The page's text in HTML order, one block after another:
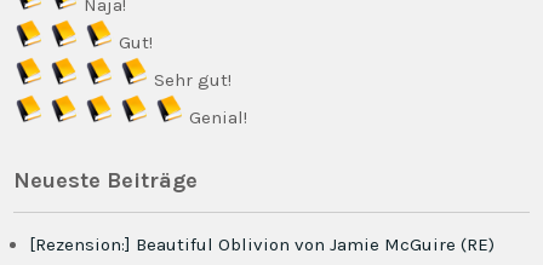
Naja!
Gut!
Sehr gut!
Genial!
Neueste Beiträge
[Rezension:] Beautiful Oblivion von Jamie McGuire (RE)